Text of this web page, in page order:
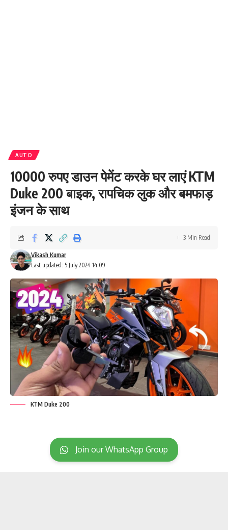
AUTO
10000 रुपए डाउन पेमेंट करके घर लाएं KTM
Duke 200 बाइक, रापचिक लुक और बमफाड़
इंजन के साथ
Last updated: 5 July 2024 14:09
Vikash Kumar
3 Min Read
KTM Duke 200
Join our WhatsApp Group